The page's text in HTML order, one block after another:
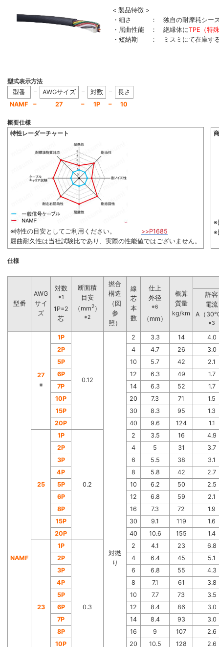
< 製品特徴 >
・細さ ： 独自の耐摩耗シース
・屈曲性能 ： 絶縁体にTPE（特
・短納期 ： ミスミにて在庫す
型式表示方法
型番
− AWGサイズ − 対数 −
長さ
NAMF
− 27 − 1P − 10
概要仕様
特性レーダーチャート
※特性の目安としてご利用ください。 >>P1685
屈曲耐久性は当社試験比であり、実際の性能値ではございません。
※
※
仕様
型番
AWG
サイ
ズ
対数
※1
1P=2
芯
断面積
目安
（mm2）
※2
撚合
構造
（図
参
照）
線
芯
本
数
仕上
外径
※6
（mm）
概算
質量
kg/km
許容
電流
A（
※3
NAMF
27
※
1P
0.12
対撚
り
2 3.3 14
4.0
2P
4 4.7 26
3.0
5P
10 5.7 42
2.1
6P
12 6.3 49
1.7
7P
14 6.3 52
1.7
10P
20 7.3 71
1.5
15P
30 8.3 95
1.3
20P
40 9.6 124 1.1
25
1P
0.2
2 3.5 16
4.9
2P
4 5 31
3.7
3P
6 5.5 38
3.1
4P
8 5.8 42
2.7
5P
10 6.2 50
2.5
6P
12 6.8 59
2.1
8P
16 7.3 72
1.9
15P
30 9.1 119
1.6
20P
40 10.6 155 1.4
23
1P
0.3
2 4.1 23
6.8
2P
4 6.4 45
5.1
3P
6 6.8 55
4.3
4P
8 7.1 61
3.8
5P
10 7.7 73
3.5
6P
12 8.4 86
3.0
7P
14 8.4 93
3.0
8P
16 9 107
2.6
10P
20 10.5 128
2.6